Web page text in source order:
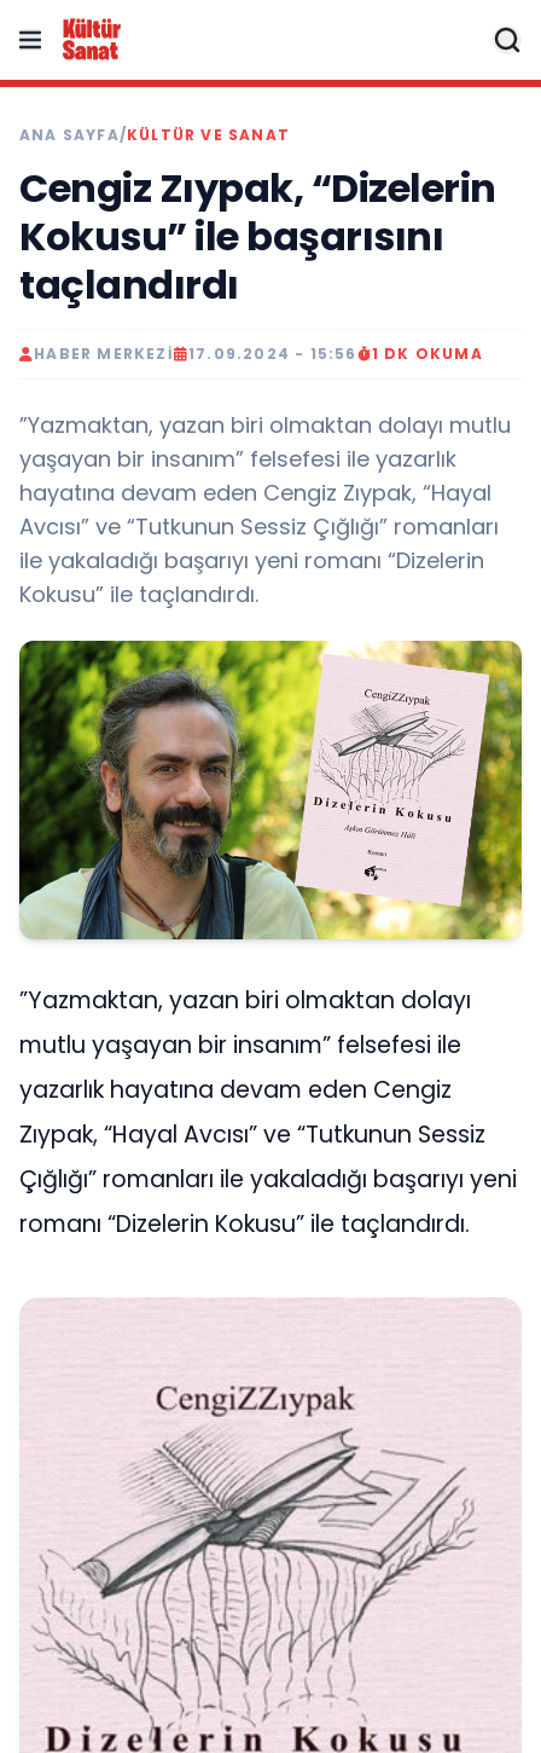
ANA SAYFA/KÜLTÜR VE SANAT
Cengiz Zıypak, “Dizelerin
Kokusu” ile başarısını
taçlandırdı
HABER MERKEZI 17.09.2024 - 15:56 1 DK OKUMA
”Yazmaktan, yazan biri olmaktan dolayı mutlu
yaşayan bir insanım” felsefesi ile yazarlık
hayatına devam eden Cengiz Zıypak, “Hayal
Avcısı” ve “Tutkunun Sessiz Çığlığı” romanları
ile yakaladığı başarıyı yeni romanı “Dizelerin
Kokusu” ile taçlandırdı.
”Yazmaktan, yazan biri olmaktan dolayı
mutlu yaşayan bir insanım” felsefesi ile
yazarlık hayatına devam eden Cengiz
Zıypak, “Hayal Avcısı” ve “Tutkunun Sessiz
Çığlığı” romanları ile yakaladığı başarıyı yeni
romanı “Dizelerin Kokusu” ile taçlandırdı.